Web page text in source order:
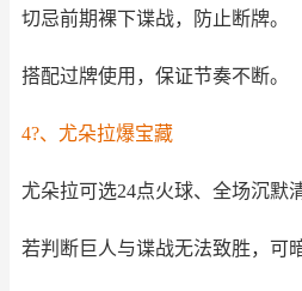
切忌前期裸下谍战，防止断牌。
搭配过牌使用，保证节奏不断。
4?、尤朵拉爆宝藏
尤朵拉可选24点火球、全场沉默
若判断巨人与谍战无法致胜，可